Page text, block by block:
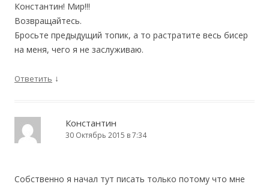
Константин! Мир!!!
Возвращайтесь.
Бросьте предыдущий топик, а то растратите весь бисер
на меня, чего я не заслуживаю.
Ответить ↓
Константин
30 Октябрь 2015 в 7:34
Собственно я начал тут писать только потому что мне